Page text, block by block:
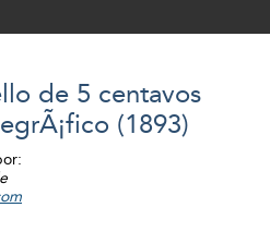
de 5 centavos
(1893)